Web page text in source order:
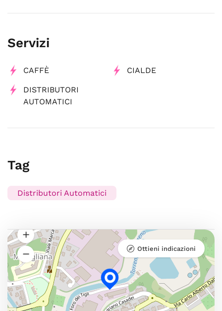
Servizi
CAFFÈ CIALDE
DISTRIBUTORI
AUTOMATICI
Tag
Distributori Automatici
Ottieni indicazioni